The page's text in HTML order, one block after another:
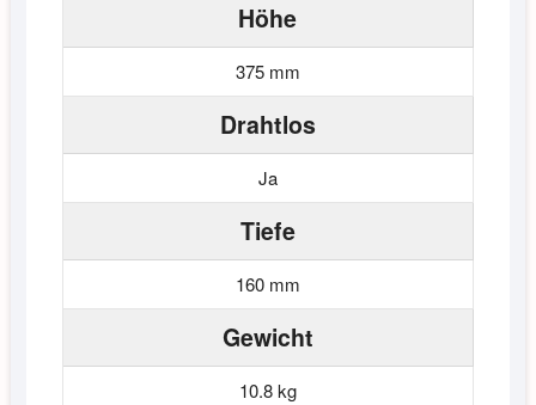
Höhe
375 mm
Drahtlos
Ja
Tiefe
160 mm
Gewicht
10.8 kg